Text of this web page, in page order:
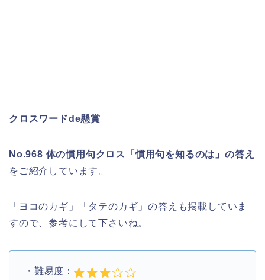
クロスワードde懸賞
No.968 体の慣用句クロス「慣用句を知るのは」の答え
をご紹介しています。
「ヨコのカギ」「タテのカギ」の答えも掲載していま
すので、参考にして下さいね。
・難易度：